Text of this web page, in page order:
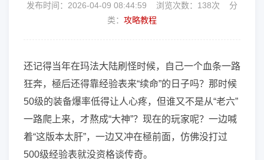
发布时间：2026-04-09 08:44:59 浏览次数： 138次 分
类： 攻略教程
还记得当年在玛法大陆刷怪时候，自己一个血条一路
狂奔，極后还得靠经验表来“续命”的日子吗？那时候
50级的装备爆率低得让人心疼，但谁又不是从“老六”
一路爬上来，才熬成“大神”？现在的玩家呢？一边喊
着“这版本太肝”，一边又冲在極前面，仿佛没打过
500级经验表就没资格谈传奇。